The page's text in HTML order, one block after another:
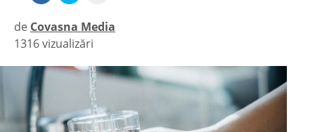
de Covasna Media
|
1316 vizualizări